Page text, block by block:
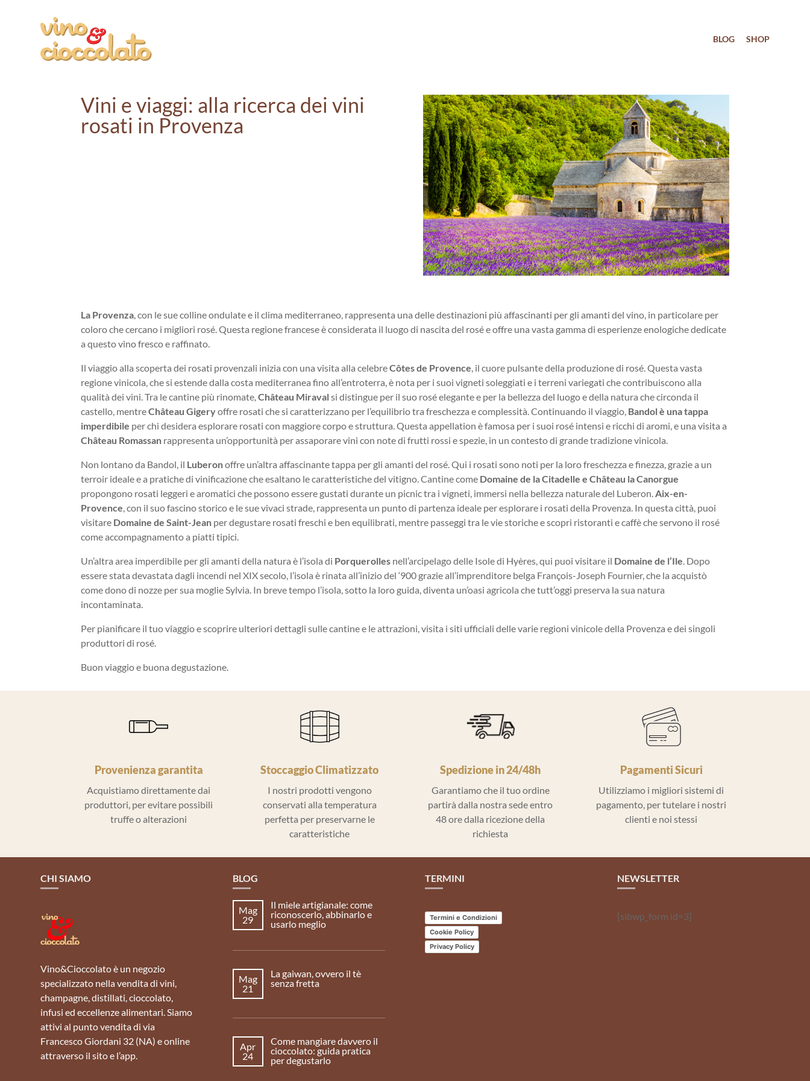
BLOG SHOP
Vini e viaggi: alla ricerca dei vini
rosati in Provenza
La Provenza, con le sue colline ondulate e il clima mediterraneo, rappresenta una delle destinazioni più affascinanti per gli amanti del vino, in particolare per
coloro che cercano i migliori rosé. Questa regione francese è considerata il luogo di nascita del rosé e offre una vasta gamma di esperienze enologiche dedicate
a questo vino fresco e raffinato.
Il viaggio alla scoperta dei rosati provenzali inizia con una visita alla celebreCôtes de Provence, il cuore pulsante della produzione di rosé. Questa vasta
regione vinicola, che si estende dalla costa mediterranea fino all’entroterra, è nota per i suoi vigneti soleggiati e i terreni variegati che contribuiscono alla
qualità dei vini. Tra le cantine più rinomate,Château Miravalsi distingue per il suo rosé elegante e per la bellezza del luogo e della natura che circonda il
castello, mentreChâteau Gigeryoffre rosati che si caratterizzano per l’equilibrio tra freschezza e complessità. Continuando il viaggio, Bandol è una tappa
imperdibile per chi desidera esplorare rosati con maggiore corpo e struttura. Questa appellation è famosa per i suoi rosé intensi e ricchi di aromi, e una visita a
Château Romassan rappresenta un’opportunità per assaporare vini con note di frutti rossi e spezie, in un contesto di grande tradizione vinicola.
Non lontano da Bandol, il Luberonoffre un’altra affascinante tappa per gli amanti del rosé. Qui i rosati sono noti per la loro freschezza e finezza, grazie a un
terroir ideale e a pratiche di vinificazione che esaltano le caratteristiche del vitigno. Cantine come Domaine de la Citadelle e Château la Canorgue
propongono rosati leggeri e aromatici che possono essere gustati durante un picnic tra i vigneti, immersi nella bellezza naturale del Luberon.Aix-en-
Provence, con il suo fascino storico e le sue vivaci strade, rappresenta un punto di partenza ideale per esplorare i rosati della Provenza. In questa città, puoi
visitare Domaine de Saint-Jean per degustare rosati freschi e ben equilibrati, mentre passeggi tra le vie storiche e scopri ristoranti e caffè che servono il rosé
come accompagnamento a piatti tipici.
Un’altra area imperdibile per gli amanti della natura è l’isola di Porquerolles nell’arcipelago delle Isole di Hyères, qui puoi visitare il Domaine de l’Ile. Dopo
essere stata devastata dagli incendi nel XIX secolo, l’isola è rinata all’inizio del ‘900 grazie all’imprenditore belga François-Joseph Fournier, che la acquistò
come dono di nozze per sua moglie Sylvia. In breve tempo l’isola, sotto la loro guida, diventa un’oasi agricola che tutt’oggi preserva la sua natura
incontaminata.
Per pianificare il tuo viaggio e scoprire ulteriori dettagli sulle cantine e le attrazioni, visita i siti ufficiali delle varie regioni vinicole della Provenza e dei singoli
produttori di rosé.
Buon viaggio e buona degustazione.
Provenienza garantita
Acquistiamo direttamente dai
produttori, per evitare possibili
truffe o alterazioni
Stoccaggio Climatizzato
I nostri prodotti vengono
conservati alla temperatura
perfetta per preservarne le
caratteristiche
Spedizione in 24/48h
Garantiamo che il tuo ordine
partirà dalla nostra sede entro
48 ore dalla ricezione della
richiesta
Pagamenti Sicuri
Utilizziamo i migliori sistemi di
pagamento, per tutelare i nostri
clienti e noi stessi
CHI SIAMO
Vino&Cioccolato è un negozio
specializzato nella vendita di vini,
champagne, distillati, cioccolato,
infusi ed eccellenze alimentari. Siamo
attivi al punto vendita di via
Francesco Giordani 32 (NA) e online
attraverso il sito e l’app.
BLOG
Il miele artigianale: come
riconoscerlo, abbinarlo e
usarlo meglio
Mag
29
La gaiwan, ovvero il tè
senza fretta
Mag
21
Come mangiare davvero il
cioccolato: guida pratica
per degustarlo
Apr
24
TERMINI
Termini e Condizioni
Cookie Policy
Privacy Policy
NEWSLETTER
[sibwp_form id=3]